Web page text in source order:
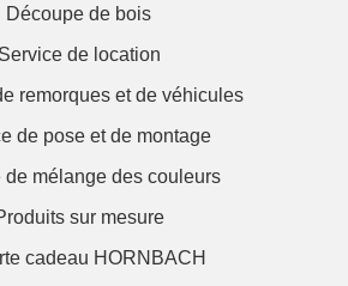
Découpe de bois
Service de location
remorques et de véhicules
de pose et de montage
de mélange des couleurs
sur mesure
cadeau HORNBACH